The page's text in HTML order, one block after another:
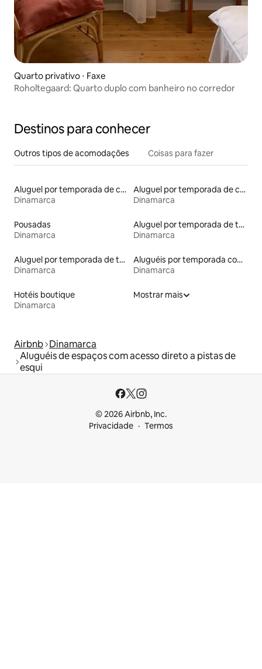
Quarto privativo ⋅ Faxe
Roholtegaard: Quarto duplo com banheiro no corredor
Destinos para conhecer
Outros tipos de acomodações Coisas para fazer
Aluguel por temporada de contêineres
Dinamarca
Aluguel por temporada de cabanas de pastor
Dinamarca
Pousadas
Dinamarca
Aluguel por temporada de townhouses
Dinamarca
Aluguel por temporada de tendas
Dinamarca
Aluguéis por temporada com café da manhã
Dinamarca
Hotéis boutique
Dinamarca
Mostrar mais
Airbnb Dinamarca
Aluguéis de espaços com acesso direto a pistas de
esqui
© 2026 Airbnb, Inc.
Privacidade
Termos